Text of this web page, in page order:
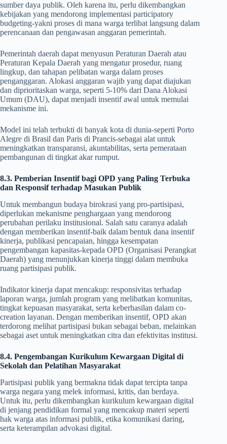
sumber daya publik. Oleh karena itu, perlu dikembangkan
kebijakan yang mendorong implementasi participatory
budgeting-yakni proses di mana warga terlibat langsung dalam
perencanaan dan pengawasan anggaran pemerintah.
Pemerintah daerah dapat menyusun Peraturan Daerah atau
Peraturan Kepala Daerah yang mengatur prosedur, ruang
lingkup, dan tahapan pelibatan warga dalam proses
penganggaran. Alokasi anggaran wajib yang dapat diajukan
dan diprioritaskan warga, seperti 5-10% dari Dana Alokasi
Umum (DAU), dapat menjadi insentif awal untuk memulai
mekanisme ini.
Model ini telah terbukti di banyak kota di dunia-seperti Porto
Alegre di Brasil dan Paris di Prancis-sebagai alat untuk
meningkatkan transparansi, akuntabilitas, serta pemerataan
pembangunan di tingkat akar rumput.
8.3. Pemberian Insentif bagi OPD yang Paling Terbuka
dan Responsif terhadap Masukan Publik
Untuk membangun budaya birokrasi yang pro-partisipasi,
diperlukan mekanisme penghargaan yang mendorong
perubahan perilaku institusional. Salah satu caranya adalah
dengan memberikan insentif-baik dalam bentuk dana insentif
kinerja, publikasi pencapaian, hingga kesempatan
pengembangan kapasitas-kepada OPD (Organisasi Perangkat
Daerah) yang menunjukkan kinerja tinggi dalam membuka
ruang partisipasi publik.
Indikator kinerja dapat mencakup: responsivitas terhadap
laporan warga, jumlah program yang melibatkan komunitas,
tingkat kepuasan masyarakat, serta keberhasilan dalam co-
creation layanan. Dengan memberikan insentif, OPD akan
terdorong melihat partisipasi bukan sebagai beban, melainkan
sebagai aset untuk meningkatkan citra dan efektivitas institusi.
8.4. Pengembangan Kurikulum Kewargaan Digital di
Sekolah dan Pelatihan Masyarakat
Partisipasi publik yang bermakna tidak dapat tercipta tanpa
warga negara yang melek informasi, kritis, dan berdaya.
Untuk itu, perlu dikembangkan kurikulum kewargaan digital
di jenjang pendidikan formal yang mencakup materi seperti
hak warga atas informasi publik, etika komunikasi daring,
serta keterampilan advokasi digital.